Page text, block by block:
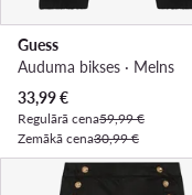
Guess
Auduma bikses · Melns
Pašreizējā cena
33,99€
Regulārā cena59,99 €
Zemākā cena30,99 €